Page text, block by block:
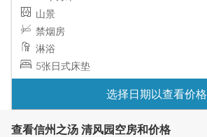
山景
禁烟房
淋浴
5张日式床垫
选择日期以查看价格
查看信州之汤 清风园空房和价格